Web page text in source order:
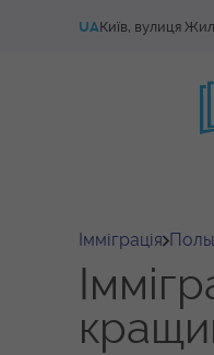
UAКиїв, вулиця
Імміграція